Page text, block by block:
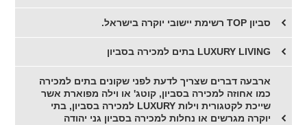
סביון TOP רשימת יישובי יוקרה בישראל.
LUXURY LIVING בתים למכירה בסביון
ארבעה דברים שצריך לדעת לפני שקונים בתים למכירה
כמו אחוזה למכירה בסביון, קוטג' או וילה מפוארת אשר
שייכת לקטגורית וילות LUXURY למכירה בסביון, בתי
יוקרה מגרשים או נחלות למכירה בסביון גני יהודה